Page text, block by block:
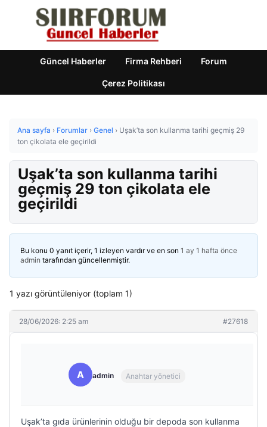
Güncel Haberler Firma Rehberi Forum
Çerez Politikası
Ana sayfa › Forumlar › Genel › Uşak’ta son kullanma tarihi geçmiş 29
ton çikolata ele geçirildi
Uşak’ta son kullanma tarihi
geçmiş 29 ton çikolata ele
geçirildi
Bu konu 0 yanıt içerir, 1 izleyen vardır ve en son 1 ay 1 hafta önce
admin tarafından güncellenmiştir.
1 yazı görüntüleniyor (toplam 1)
28/06/2026: 2:25 am #27618
A admin Anahtar yönetici
Uşak’ta gıda ürünlerinin olduğu bir depoda son kullanma